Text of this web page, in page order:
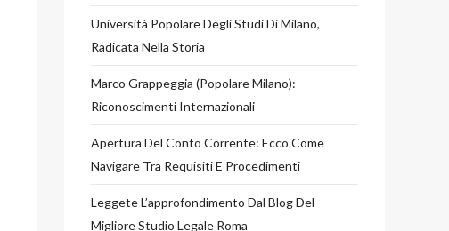
Università Popolare Degli Studi Di Milano,
Radicata Nella Storia
Marco Grappeggia (Popolare Milano):
Riconoscimenti Internazionali
Apertura Del Conto Corrente: Ecco Come
Navigare Tra Requisiti E Procedimenti
Leggete L’approfondimento Dal Blog Del
Migliore Studio Legale Roma